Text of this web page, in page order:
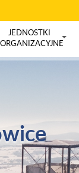
JEDNOSTKI
ORGANIZACYJNE